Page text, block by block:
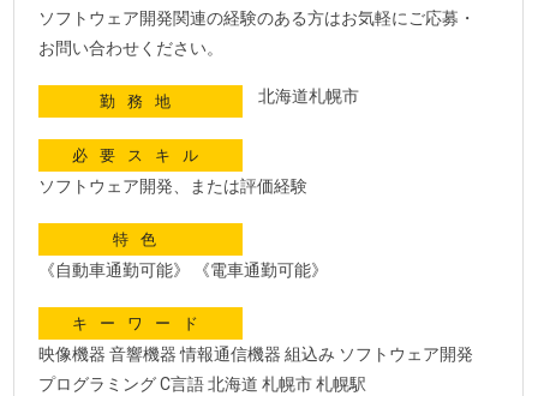
ソフトウェア開発関連の経験のある方はお気軽にご応募・
お問い合わせください。
勤務地 北海道札幌市
必要スキル
ソフトウェア開発、または評価経験
特色
《自動車通勤可能》 《電車通勤可能》
キーワード
映像機器 音響機器 情報通信機器 組込み ソフトウェア開発
プログラミング C言語 北海道 札幌市 札幌駅